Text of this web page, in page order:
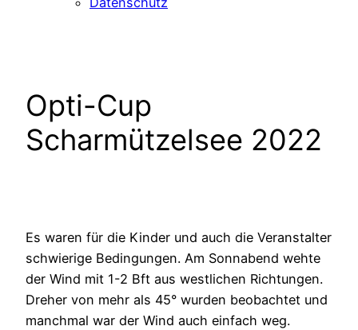
Opti-Cup
Scharmützelsee 2022
Es waren für die Kinder und auch die Veranstalter
schwierige Bedingungen. Am Sonnabend wehte
der Wind mit 1-2 Bft aus westlichen Richtungen.
Dreher von mehr als 45° wurden beobachtet und
manchmal war der Wind auch einfach weg.